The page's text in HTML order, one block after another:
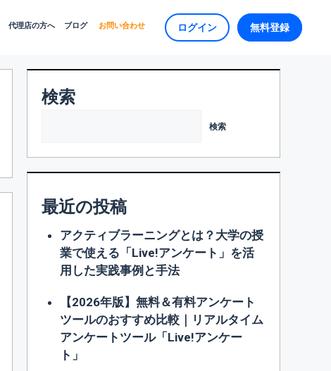
代理店の方へ ブログ お問い合わせ ログイン 無料登録
検索
検索
最近の投稿
アクティブラーニングとは？大学の授
業で使える「Live!アンケート」を活
用した実践事例と手法
【2026年版】無料＆有料アンケート
ツールのおすすめ比較｜リアルタイム
アンケートツール「Live!アンケー
ト」